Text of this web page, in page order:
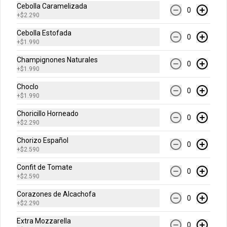
Pomodoro o Rosa) y con un toque de
Canelones de Pollo
Dos canelones rellenos con pollo,
jamón acaramelado y queso
parmesano, preparados al horno con
Lasagna Bolognesa
Lasagna Bolognesa tradicional
elaborada con pasta artesanal con
salsa bolognesa, mozzarella, jamón
salsa bechamel y parmesano
gratinado. Porción individual.
$14.990$16.990
Cebolla Caramelizada
+$2.290
0
Cebolla Estofada
+$1.990
0
Champignones Naturales
+$1.990
0
Choclo
+$1.990
0
Choricillo Horneado
+$2.290
0
Chorizo Español
+$2.590
0
Confit de Tomate
+$2.590
0
Corazones de Alcachofa
+$2.290
0
Extra Mozzarella 0